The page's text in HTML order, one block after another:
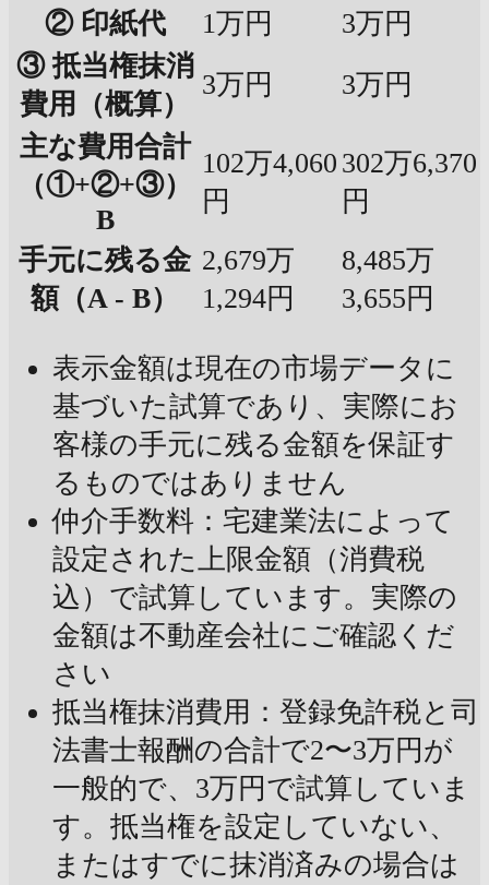
② 印紙代
1万円
3万円
③ 抵当権抹消
費用（概算）
3万円
3万円
主な費用合計
（①+②+③）
B
102万4,060
円
302万6,370
円
手元に残る金
額（A - B）
2,679万
1,294円
8,485万
3,655円
表示金額は現在の市場データに
基づいた試算であり、実際にお
客様の手元に残る金額を保証す
るものではありません
仲介手数料：宅建業法によって
設定された上限金額（消費税
込）で試算しています。実際の
金額は不動産会社にご確認くだ
さい
抵当権抹消費用：登録免許税と司
法書士報酬の合計で2〜3万円が
一般的で、3万円で試算していま
す。抵当権を設定していない、
またはすでに抹消済みの場合は